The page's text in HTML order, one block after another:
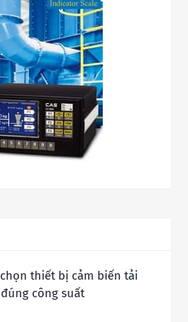
thiết bị cảm biến tải
công suất